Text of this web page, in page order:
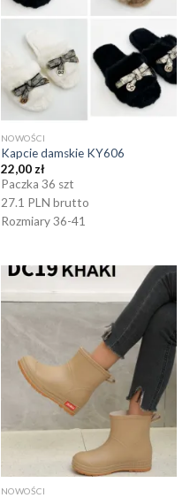
NOWOŚCI
Kapcie damskie KY606
22,00zł
Paczka 36 szt
27.1 PLN brutto
Rozmiary 36-41
NOWOŚCI